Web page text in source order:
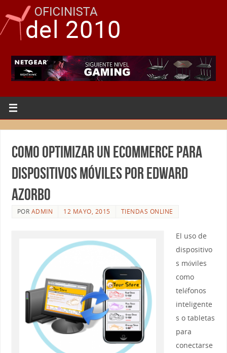
Como optimizar un ecommerce para
dispositivos móviles por Edward
Azorbo
POR ADMIN 12 MAYO, 2015 TIENDAS ONLINE
El uso de
dispositivo
s móviles
como
teléfonos
inteligente
s o tabletas
para
conectarse